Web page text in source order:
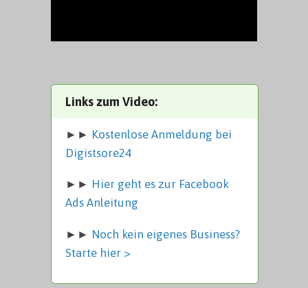
Links zum Video:
►► Kostenlose Anmeldung bei
Digistsore24
►► Hier geht es zur Facebook
Ads Anleitung
►► Noch kein eigenes Business?
Starte hier >